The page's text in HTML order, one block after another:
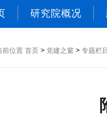
研究院概况
前位置 首页 > 党建之窗 > 专题栏目